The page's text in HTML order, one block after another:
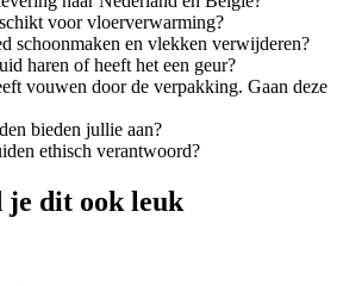
voor vloerverwarming?
schoonmaken en vlekken verwijderen?
haren of heeft het een geur?
vouwen door de verpakking. Gaan deze
bieden jullie aan?
ethisch verantwoord?
je dit ook leuk